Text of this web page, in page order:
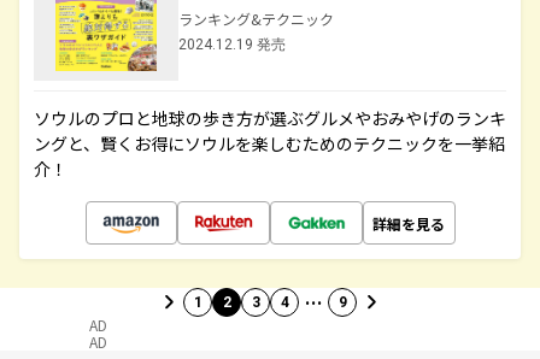
ランキング&テクニック
2024.12.19 発売
ソウルのプロと地球の歩き方が選ぶグルメやおみやげのランキ
ングと、賢くお得にソウルを楽しむためのテクニックを一挙紹
介！
詳細を見る
1 2 3 4 … 9
AD
AD